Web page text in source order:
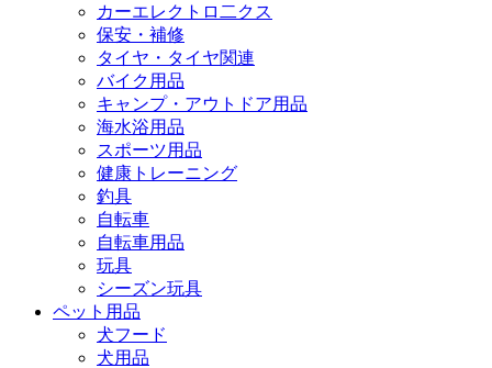
カーエレクトロ二クス
保安・補修
タイヤ・タイヤ関連
バイク用品
キャンプ・アウトドア用品
海水浴用品
スポーツ用品
健康トレーニング
釣具
自転車
自転車用品
玩具
シーズン玩具
ペット用品
犬フード
犬用品